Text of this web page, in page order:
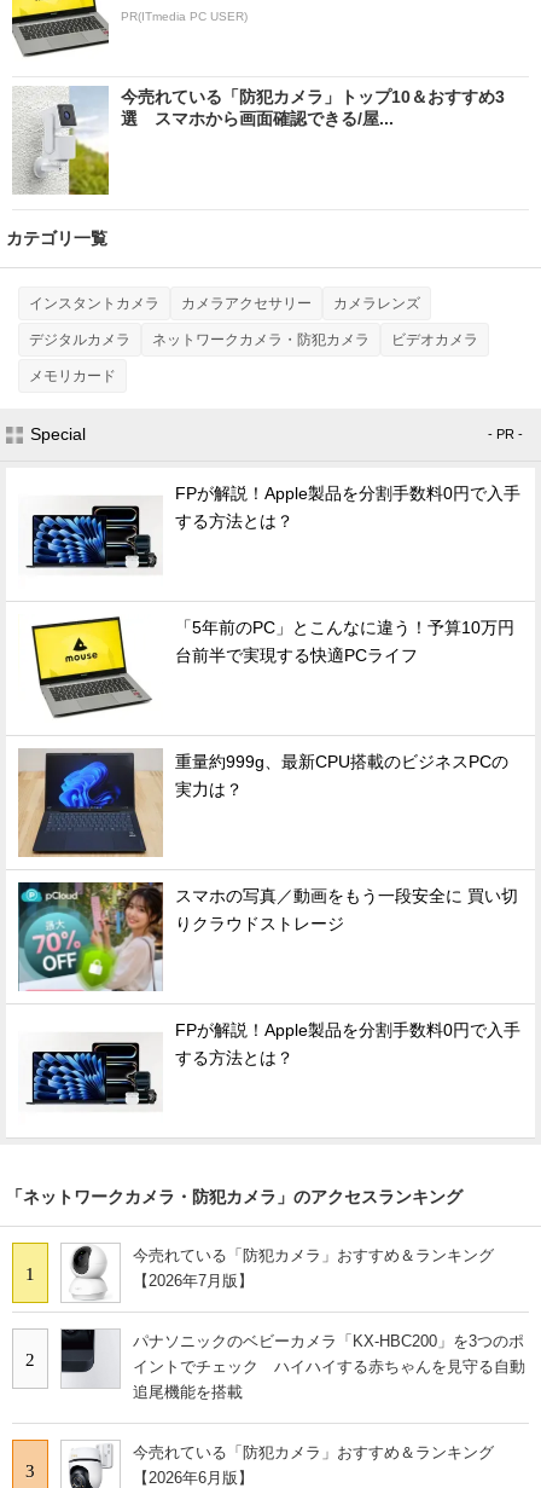
PR(ITmedia PC USER)
今売れている「防犯カメラ」トップ10＆おすすめ3
選 スマホから画面確認できる/屋...
カテゴリ一覧
インスタントカメラ カメラアクセサリー カメラレンズ
デジタルカメラ ネットワークカメラ・防犯カメラ ビデオカメラ
メモリカード
Special - PR -
FPが解説！Apple製品を分割手数料0円で入手
する方法とは？
「5年前のPC」とこんなに違う！予算10万円
台前半で実現する快適PCライフ
重量約999g、最新CPU搭載のビジネスPCの
実力は？
スマホの写真／動画をもう一段安全に 買い切
りクラウドストレージ
FPが解説！Apple製品を分割手数料0円で入手
する方法とは？
「ネットワークカメラ・防犯カメラ」のアクセスランキング
1
今売れている「防犯カメラ」おすすめ＆ランキング
【2026年7月版】
2
パナソニックのベビーカメラ「KX-HBC200」を3つのポ
イントでチェック ハイハイする赤ちゃんを見守る自動
追尾機能を搭載
3
今売れている「防犯カメラ」おすすめ＆ランキング
【2026年6月版】